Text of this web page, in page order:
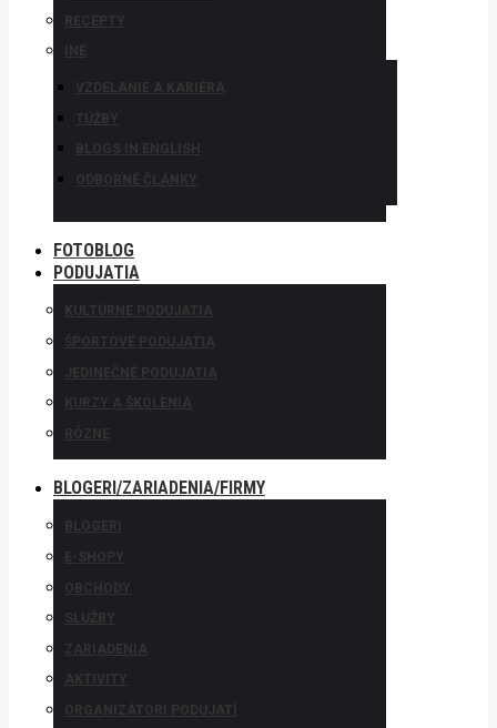
RECEPTY
INÉ
VZDELANIE A KARIÉRA
TÚŽBY
BLOGS IN ENGLISH
ODBORNÉ ČLÁNKY
FOTOBLOG
PODUJATIA
KULTÚRNE PODUJATIA
ŠPORTOVÉ PODUJATIA
JEDINEČNÉ PODUJATIA
KURZY A ŠKOLENIA
RÔZNE
BLOGERI/ZARIADENIA/FIRMY
BLOGERI
E-SHOPY
OBCHODY
SLUŽBY
ZARIADENIA
AKTIVITY
ORGANIZÁTORI PODUJATÍ